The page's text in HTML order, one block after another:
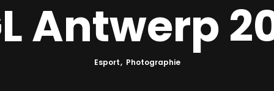
Antwerp
Esport Photographie